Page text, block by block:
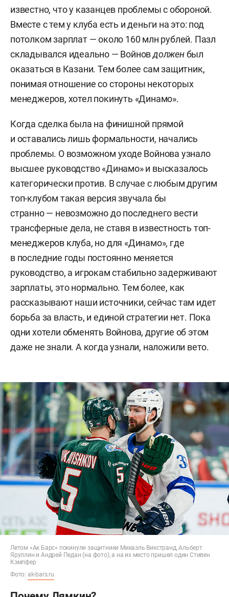
известно, что у казанцев проблемы с обороной.
Вместе с тем у клуба есть и деньги на это: под
потолком зарплат — около 160 млн рублей. Пазл
складывался идеально — Войновдолженбыл
оказаться в Казани. Тем более сам защитник,
понимая отношение со стороны некоторых
менеджеров, хотел покинуть «Динамо».
Когда сделка была на финишной прямой
и оставались лишь формальности, начались
проблемы. О возможном уходе Войнова узнало
высшее руководство «Динамо» и высказалось
категорически против. В случае с любым другим
топ-клубом такая версия звучала бы
странно — невозможно до последнего вести
трансферные дела, не ставя в известность топ-
менеджеров клуба, но для «Динамо», где
в последние годы постоянно меняется
руководство, а игрокам стабильно задерживают
зарплаты, это нормально. Тем более, как
рассказывают наши источники, сейчас там идет
борьба за власть, и единой стратегии нет. Пока
одни хотели обменять Войнова, другие об этом
даже не знали. А когда узнали, наложили вето.
Летом «Ак Барс» покинули защитники Микаэль Викстранд, Альберт
Яруллин и Андрей Педан (на фото), а на их место пришел один Стивен
Кэмпфер
Фото: ak-bars.ru